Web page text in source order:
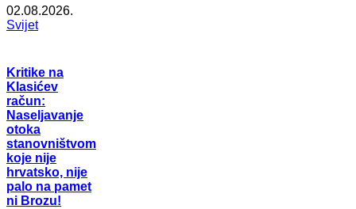
02.08.2026.
Svijet
Kritike na
Klasićev
račun:
Naseljavanje
otoka
stanovništvom
koje nije
hrvatsko, nije
palo na pamet
ni Brozu!